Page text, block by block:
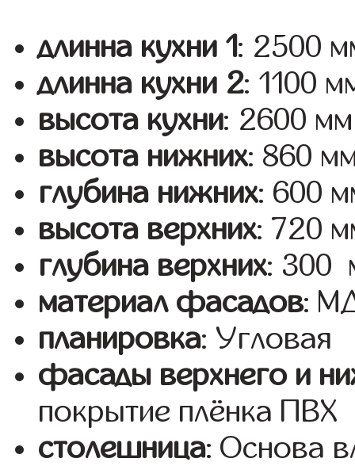
длинна кухни 1: 2500
длинна кухни 2: 1100
высота кухни: 2600 мм
высота нижних: 860
глубина нижних: 600
высота верхних: 720
глубина верхних: 300
материал фасадов:
планировка: Угловая
фасады верхнего и
покрытие плёнка ПВХ
столешница: Основа